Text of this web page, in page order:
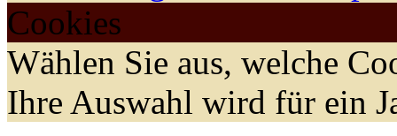
Cookies
Wählen Sie aus, welche
Ihre Auswahl wird für ein